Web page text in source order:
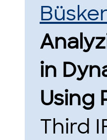
in
Using
Third